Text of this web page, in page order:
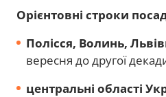
Орієнтовні строки
Полісся, Волинь,
вересня до другої
центральні області